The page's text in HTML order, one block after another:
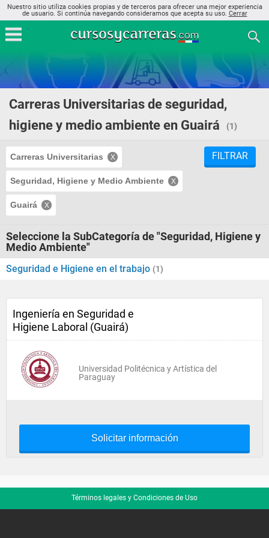
Nuestro sitio utiliza cookies propias y de terceros para ofrecer una mejor experiencia
de usuario. Si continúa navegando consideramos que acepta su uso. Cerrar
Carreras Universitarias de seguridad,
higiene y medio ambiente en Guairá
(1)
Carreras Universitarias
Seguridad, Higiene y Medio Ambiente
Guairá
FILTRAR
Seleccione la SubCategoría de "Seguridad, Higiene y
Medio Ambiente"
Seguridad e Higiene en el trabajo (1)
Ingeniería en Seguridad e
Higiene Laboral (Guairá)
Universidad Politécnica y Artística del
Paraguay
Solicitar información
Términos legales y Condiciones de Uso